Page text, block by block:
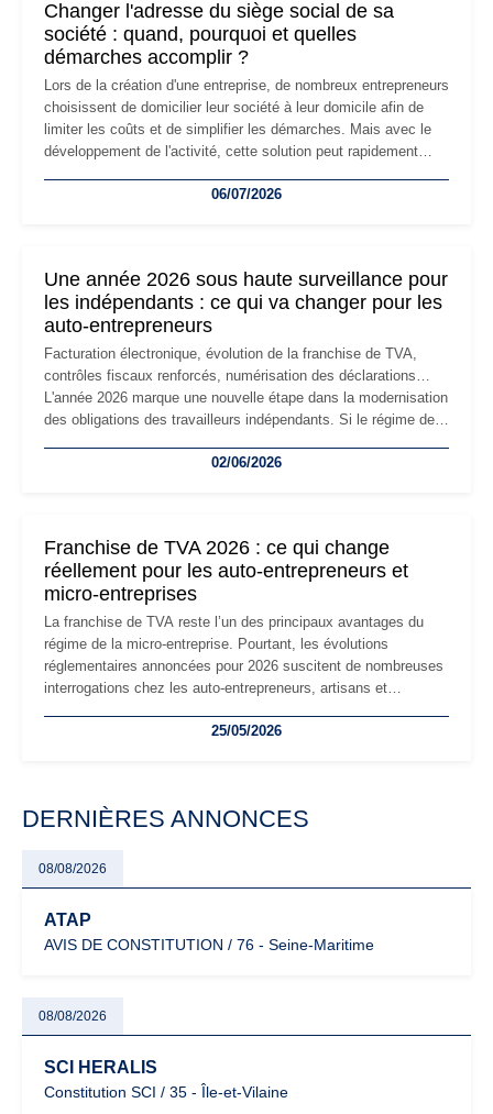
Changer l'adresse du siège social de sa
société : quand, pourquoi et quelles
démarches accomplir ?
Lors de la création d'une entreprise, de nombreux entrepreneurs
choisissent de domicilier leur société à leur domicile afin de
limiter les coûts et de simplifier les démarches. Mais avec le
développement de l'activité, cette solution peut rapidement
professionnels, recrutement, image de marque… Le
06/07/2026
Une année 2026 sous haute surveillance pour
les indépendants : ce qui va changer pour les
auto-entrepreneurs
Facturation électronique, évolution de la franchise de TVA,
contrôles fiscaux renforcés, numérisation des déclarations…
L'année 2026 marque une nouvelle étape dans la modernisation
des obligations des travailleurs indépendants. Si le régime de
les auto-entrepreneurs devront s'adapter à un environnement
02/06/2026
Franchise de TVA 2026 : ce qui change
réellement pour les auto-entrepreneurs et
micro-entreprises
La franchise de TVA reste l’un des principaux avantages du
régime de la micro-entreprise. Pourtant, les évolutions
réglementaires annoncées pour 2026 suscitent de nombreuses
interrogations chez les auto-entrepreneurs, artisans et
facturation ou risque de bascule vers la TVA : les règles
25/05/2026
DERNIÈRES ANNONCES
08/08/2026
ATAP
AVIS DE CONSTITUTION / 76 - Seine-Maritime
08/08/2026
SCI HERALIS
Constitution SCI / 35 - Île-et-Vilaine